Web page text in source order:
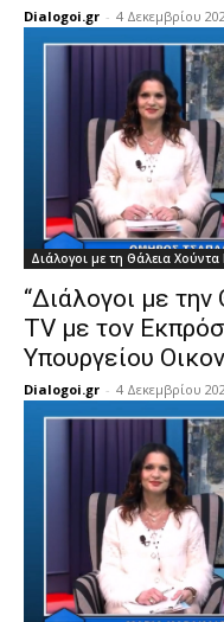
Dialogoi.gr - 4 Δεκεμβρίου
Διάλογοι με τη Θάλεια Χούντα
“Διάλογοι με
TV με τον
Υπουργείου
Dialogoi.gr - 4 Δεκεμβρίου